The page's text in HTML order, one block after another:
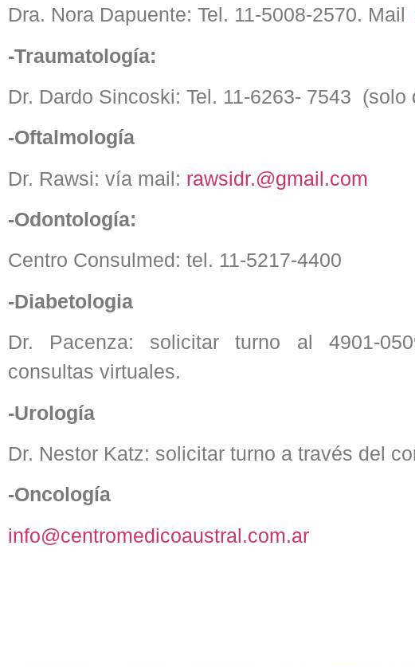
Dra. Nora Dapuente: Tel. 11-5008-2570. Mail
-Traumatología:
Dr. Dardo Sincoski: Tel. 11-6263- 7543 (solo
-Oftalmología
Dr. Rawsi: vía mail: rawsidr.@gmail.com
-Odontología:
Centro Consulmed: tel. 11-5217-4400
-Diabetologia
Dr. Pacenza: solicitar turno al 4901-
consultas virtuales.
-Urología
Dr. Nestor Katz: solicitar turno a través del
-Oncología
info@centromedicoaustral.com.ar